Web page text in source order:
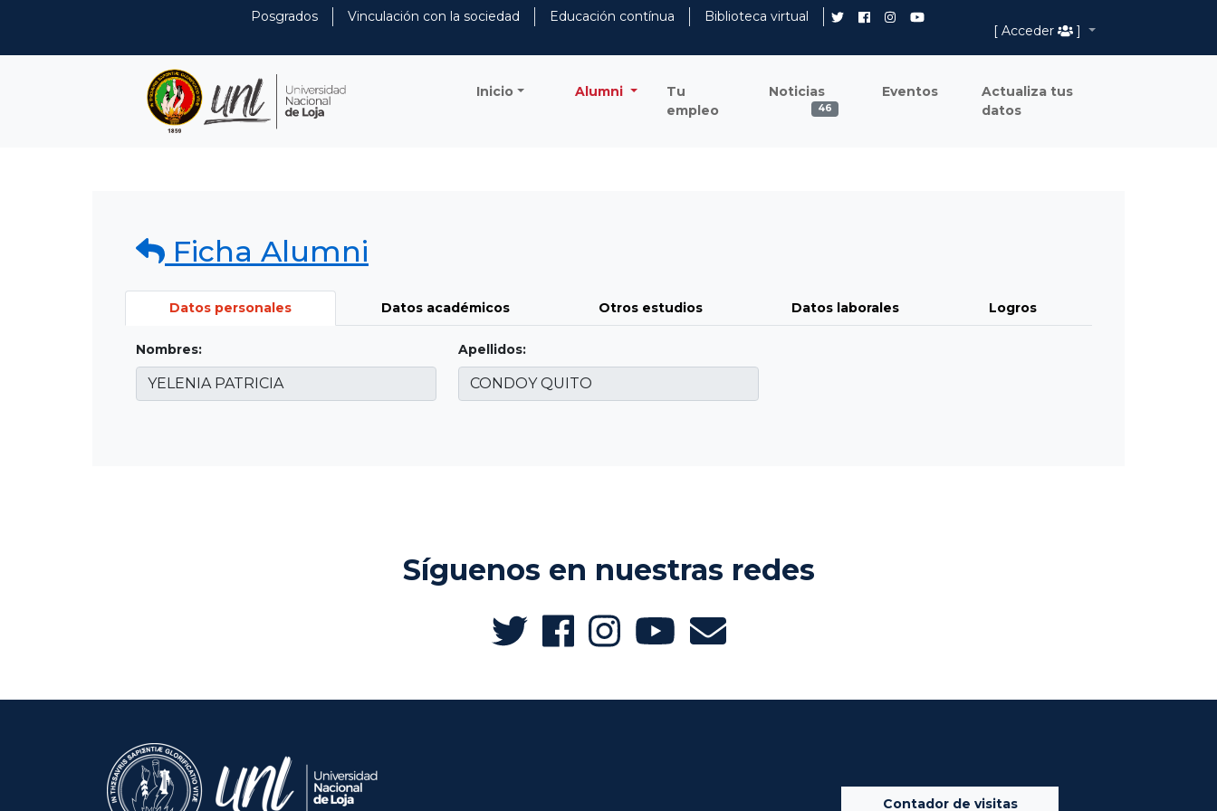
Posgrados Vinculación con la sociedad Educación contínua
Biblioteca virtual
[ Acceder
]
Inicio Alumni
Tu
empleo
Noticias
46
Eventos
Actualiza tus
datos
Ficha Alumni
Datos personales Datos académicos Otros estudios Datos laborales Logros
Nombres: Apellidos:
Síguenos en nuestras redes
Contador de visitas